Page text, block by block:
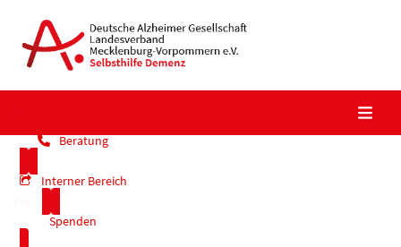
content
Beratung
Interner Bereich
Spenden